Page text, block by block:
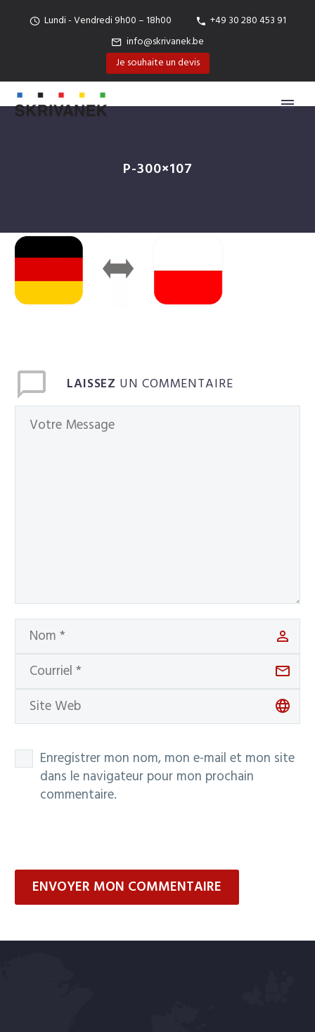
Lundi - Vendredi 9h00 – 18h00
+49 30 280 453 91
info@skrivanek.be
Je souhaite un devis
Français
P-300×107
LAISSEZ UN COMMENTAIRE
Enregistrer mon nom, mon e-mail et mon site
dans le navigateur pour mon prochain
commentaire.
ENVOYER MON COMMENTAIRE